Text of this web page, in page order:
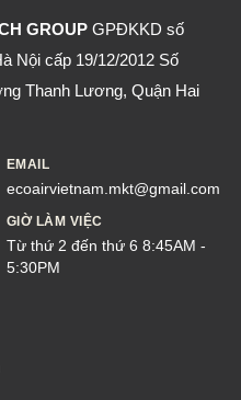
GROUP GPĐKKD số
Nội cấp 19/12/2012 Số
Thanh Lương, Quận Hai
EMAIL
ecoairvietnam.mkt@gmail.com
GIỜ LÀM VIỆC
Từ thứ 2 đến thứ 6 8:45AM -
5:30PM